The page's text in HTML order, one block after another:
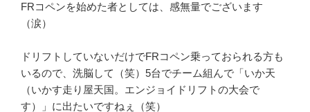
FRコペンを始めた者としては、感無量でございます
（涙）
ドリフトしていないだけでFRコペン乗っておられる方も
いるので、洗脳して（笑）5台でチーム組んで「いか天
（いかす走り屋天国。エンジョイドリフトの大会で
す）」に出たいですねぇ（笑）